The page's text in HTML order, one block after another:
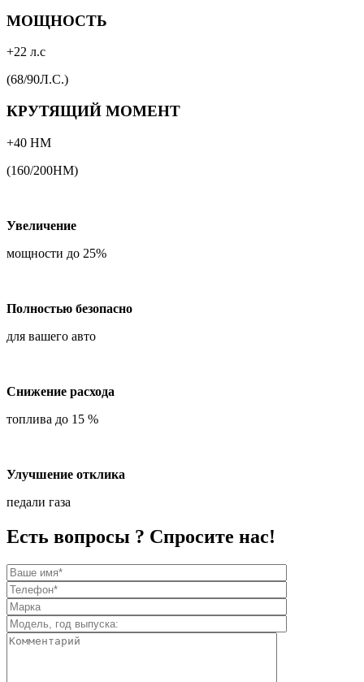
МОЩНОСТЬ
+22 л.с
(68/90Л.С.)
КРУТЯЩИЙ МОМЕНТ
+40 НМ
(160/200НМ)
Увеличение
мощности до 25%
Полностью безопасно
для вашего авто
Снижение расхода
топлива до 15 %
Улучшение отклика
педали газа
Есть вопросы ? Спросите нас!